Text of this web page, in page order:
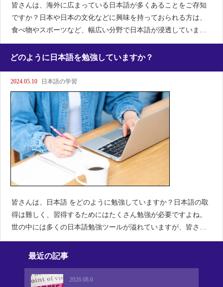
皆さんは、海外に広まっている日本語が多くあることをご存知
ですか？日本や日本の文化などに興味を持っておられる方は、
食べ物やスポーツなど、幅広い分野で日本語が浸透しています
ね。今回は、その一部をご紹介しますね。・sushi 寿司（す
し）・teriyaki 照り焼き（てりやき）・temp
どのように日本語を勉強していますか？
2024.05.10 日本語の学習
皆さんは、日本語 をどのように勉強していますか？日本語の取
得は難しく、習得するためにはたくさん勉強が必要ですよね。
世の中には多くの日本語勉強ツールが溢れていますが、皆さん
はどんなツールを使って勉強していますか？例えば、-YouTebu
や映画、アニメなど-マンガや本など-日本の音楽J
最近の記事
2026.08.6